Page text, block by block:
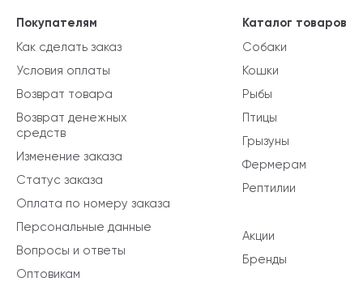
Каталог товаров
Собаки
Кошки
Рыбы
Птицы
Грызуны
Фермерам
Рептилии
Акции
Бренды
Покупателям
Как сделать заказ
Условия оплаты
Возврат товара
Возврат денежных
средств
Изменение заказа
Статус заказа
Оплата по номеру заказа
Персональные данные
Вопросы и ответы
Оптовикам